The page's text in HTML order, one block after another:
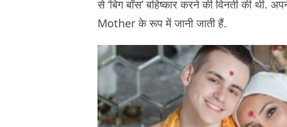
से ‘बिग बॉस’ बहिष्कार करने की विनती की
Mother के रूप में जानी जाती हैं.